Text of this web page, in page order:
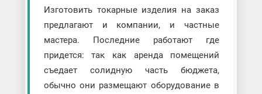
Изготовить токарные изделия на заказ
предлагают и компании, и частные
мастера. Последние работают где
придется: так как аренда помещений
съедает солидную часть бюджета,
обычно они размещают оборудование в